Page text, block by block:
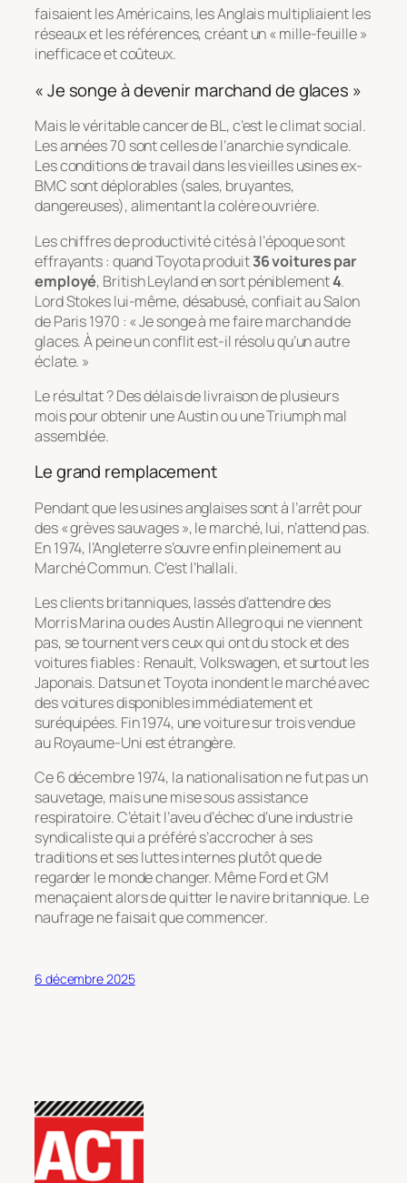
faisaient les Américains, les Anglais multipliaient les
réseaux et les références, créant un « mille-feuille »
inefficace et coûteux.
« Je songe à devenir marchand de glaces »
Mais le véritable cancer de BL, c’est le climat social.
Les années 70 sont celles de l’anarchie syndicale.
Les conditions de travail dans les vieilles usines ex-
BMC sont déplorables (sales, bruyantes,
dangereuses), alimentant la colère ouvrière.
Les chiffres de productivité cités à l’époque sont
effrayants : quand Toyota produit36 voitures par
employé, British Leyland en sort péniblement4.
Lord Stokes lui-même, désabusé, confiait au Salon
de Paris 1970 : « Je songe à me faire marchand de
glaces. À peine un conflit est-il résolu qu’un autre
éclate. »
Le résultat ? Des délais de livraison de plusieurs
mois pour obtenir une Austin ou une Triumph mal
assemblée.
Le grand remplacement
Pendant que les usines anglaises sont à l’arrêt pour
des « grèves sauvages », le marché, lui, n’attend pas.
En 1974, l’Angleterre s’ouvre enfin pleinement au
Marché Commun. C’est l’hallali.
Les clients britanniques, lassés d’attendre des
Morris Marina ou des Austin Allegro qui ne viennent
pas, se tournent vers ceux qui ont du stock et des
voitures fiables : Renault, Volkswagen, et surtout les
Japonais. Datsun et Toyota inondent le marché avec
des voitures disponibles immédiatement et
suréquipées. Fin 1974, une voiture sur trois vendue
au Royaume-Uni est étrangère.
Ce 6 décembre 1974, la nationalisation ne fut pas un
sauvetage, mais une mise sous assistance
respiratoire. C’était l’aveu d’échec d’une industrie
syndicaliste qui a préféré s’accrocher à ses
traditions et ses luttes internes plutôt que de
regarder le monde changer. Même Ford et GM
menaçaient alors de quitter le navire britannique. Le
naufrage ne faisait que commencer.
6 décembre 2025